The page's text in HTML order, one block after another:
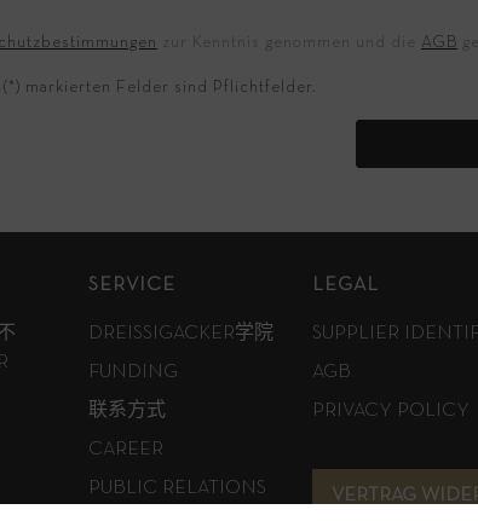
zur Kenntnis genommen und die AGB
markierten Felder sind Pflichtfelder.
SERVICE
DREISSIGACKER学院
FUNDING
联系方式
CAREER
PUBLIC RELATIONS
LEGAL
SUPPLIER
AGB
PRIVACY POLICY
VERTRAG